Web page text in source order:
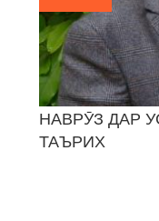
НАВРӮЗ ДАР
ТАЪРИХ